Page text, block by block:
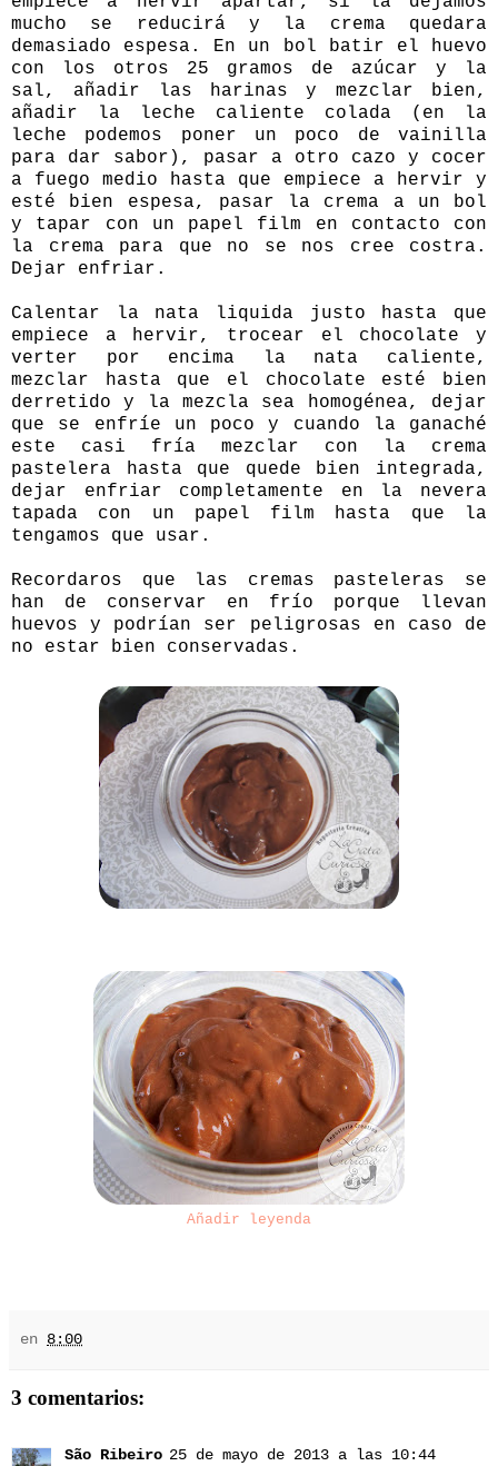
mucho se reducirá y la crema quedara
demasiado espesa. En un bol batir el huevo
con los otros 25 gramos de azúcar y la
sal, añadir las harinas y mezclar bien,
añadir la leche caliente colada (en la
leche podemos poner un poco de vainilla
para dar sabor), pasar a otro cazo y cocer
a fuego medio hasta que empiece a hervir y
esté bien espesa, pasar la crema a un bol
y tapar con un papel film en contacto con
la crema para que no se nos cree costra.
Dejar enfriar.
Calentar la nata liquida justo hasta que
empiece a hervir, trocear el chocolate y
verter por encima la nata caliente,
mezclar hasta que el chocolate esté bien
derretido y la mezcla sea homogénea, dejar
que se enfríe un poco y cuando la ganaché
este casi fría mezclar con la crema
pastelera hasta que quede bien integrada,
dejar enfriar completamente en la nevera
tapada con un papel film hasta que la
tengamos que usar.
Recordaros que las cremas pasteleras se
han de conservar en frío porque llevan
huevos y podrían ser peligrosas en caso de
no estar bien conservadas.
Añadir leyenda
en 8:00
3 comentarios:
São Ribeiro 25 de mayo de 2013 a las 10:44